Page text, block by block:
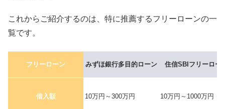
これからご紹介するのは、特に推薦するフリーローンの一
覧です。
フリーローン みずほ銀行多目的ローン 住信SBIフリーロー
借入額 10万円～300万円 10万円～1000万円